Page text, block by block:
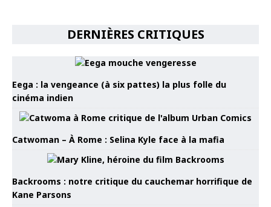
DERNIÈRES CRITIQUES
Eega : la vengeance (à six pattes) la plus folle du
cinéma indien
Catwoman – À Rome : Selina Kyle face à la mafia
Backrooms : notre critique du cauchemar horrifique de
Kane Parsons